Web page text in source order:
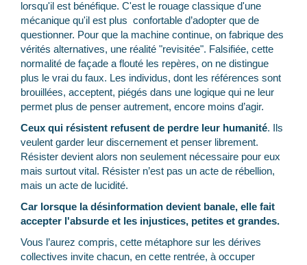
lorsqu'il est bénéfique. C'est le rouage classique d'une
mécanique qu'il est plus confortable d’adopter que de
questionner. Pour que la machine continue, on fabrique des
vérités alternatives, une réalité "revisitée". Falsifiée, cette
normalité de façade a flouté les repères, on ne distingue
plus le vrai du faux. Les individus, dont les références sont
brouillées, acceptent, piégés dans une logique qui ne leur
permet plus de penser autrement, encore moins d’agir.
Ceux qui résistent refusent de perdre leur humanité. Ils
veulent garder leur discernement et penser librement.
Résister devient alors non seulement nécessaire pour eux
mais surtout vital. Résister n’est pas un acte de rébellion,
mais un acte de lucidité.
Car lorsque la désinformation devient banale, elle fait
accepter l'absurde et les injustices, petites et grandes.
Vous l’aurez compris, cette métaphore sur les dérives
collectives invite chacun, en cette rentrée, à occuper